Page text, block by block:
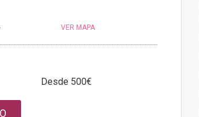
VER MAPA
Desde 500€